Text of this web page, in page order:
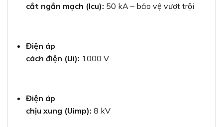
cắt ngắn mạch (Icu): 50 kA – bảo vệ vượt trội
Điện áp
cách điện (Ui): 1000 V
Điện áp
chịu xung (Uimp): 8 kV